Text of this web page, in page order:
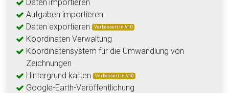
Daten importieren
Aufgaben importieren
Daten exportieren
Verbessert in V10
Koordinaten Verwaltung
Koordinatensystem für die Umwandlung von
Zeichnungen
Hintergrund karten
Verbessert in V10
Google-Earth-Veröffentlichung